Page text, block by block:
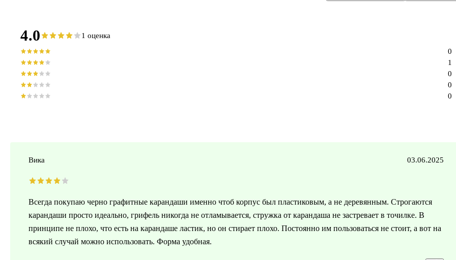
4.0 1 оценка
0
0
0
1
0
Вика 03.06.2025
Всегда покупаю черно графитные карандаши именно чтоб корпус был пластиковым, а не деревянным. Строгаются
карандаши просто идеально, грифель никогда не отламывается, стружка от карандаша не застревает в точилке. В
принципе не плохо, что есть на карандаше ластик, но он стирает плохо. Постоянно им пользоваться не стоит, а вот на
всякий случай можно использовать. Форма удобная.